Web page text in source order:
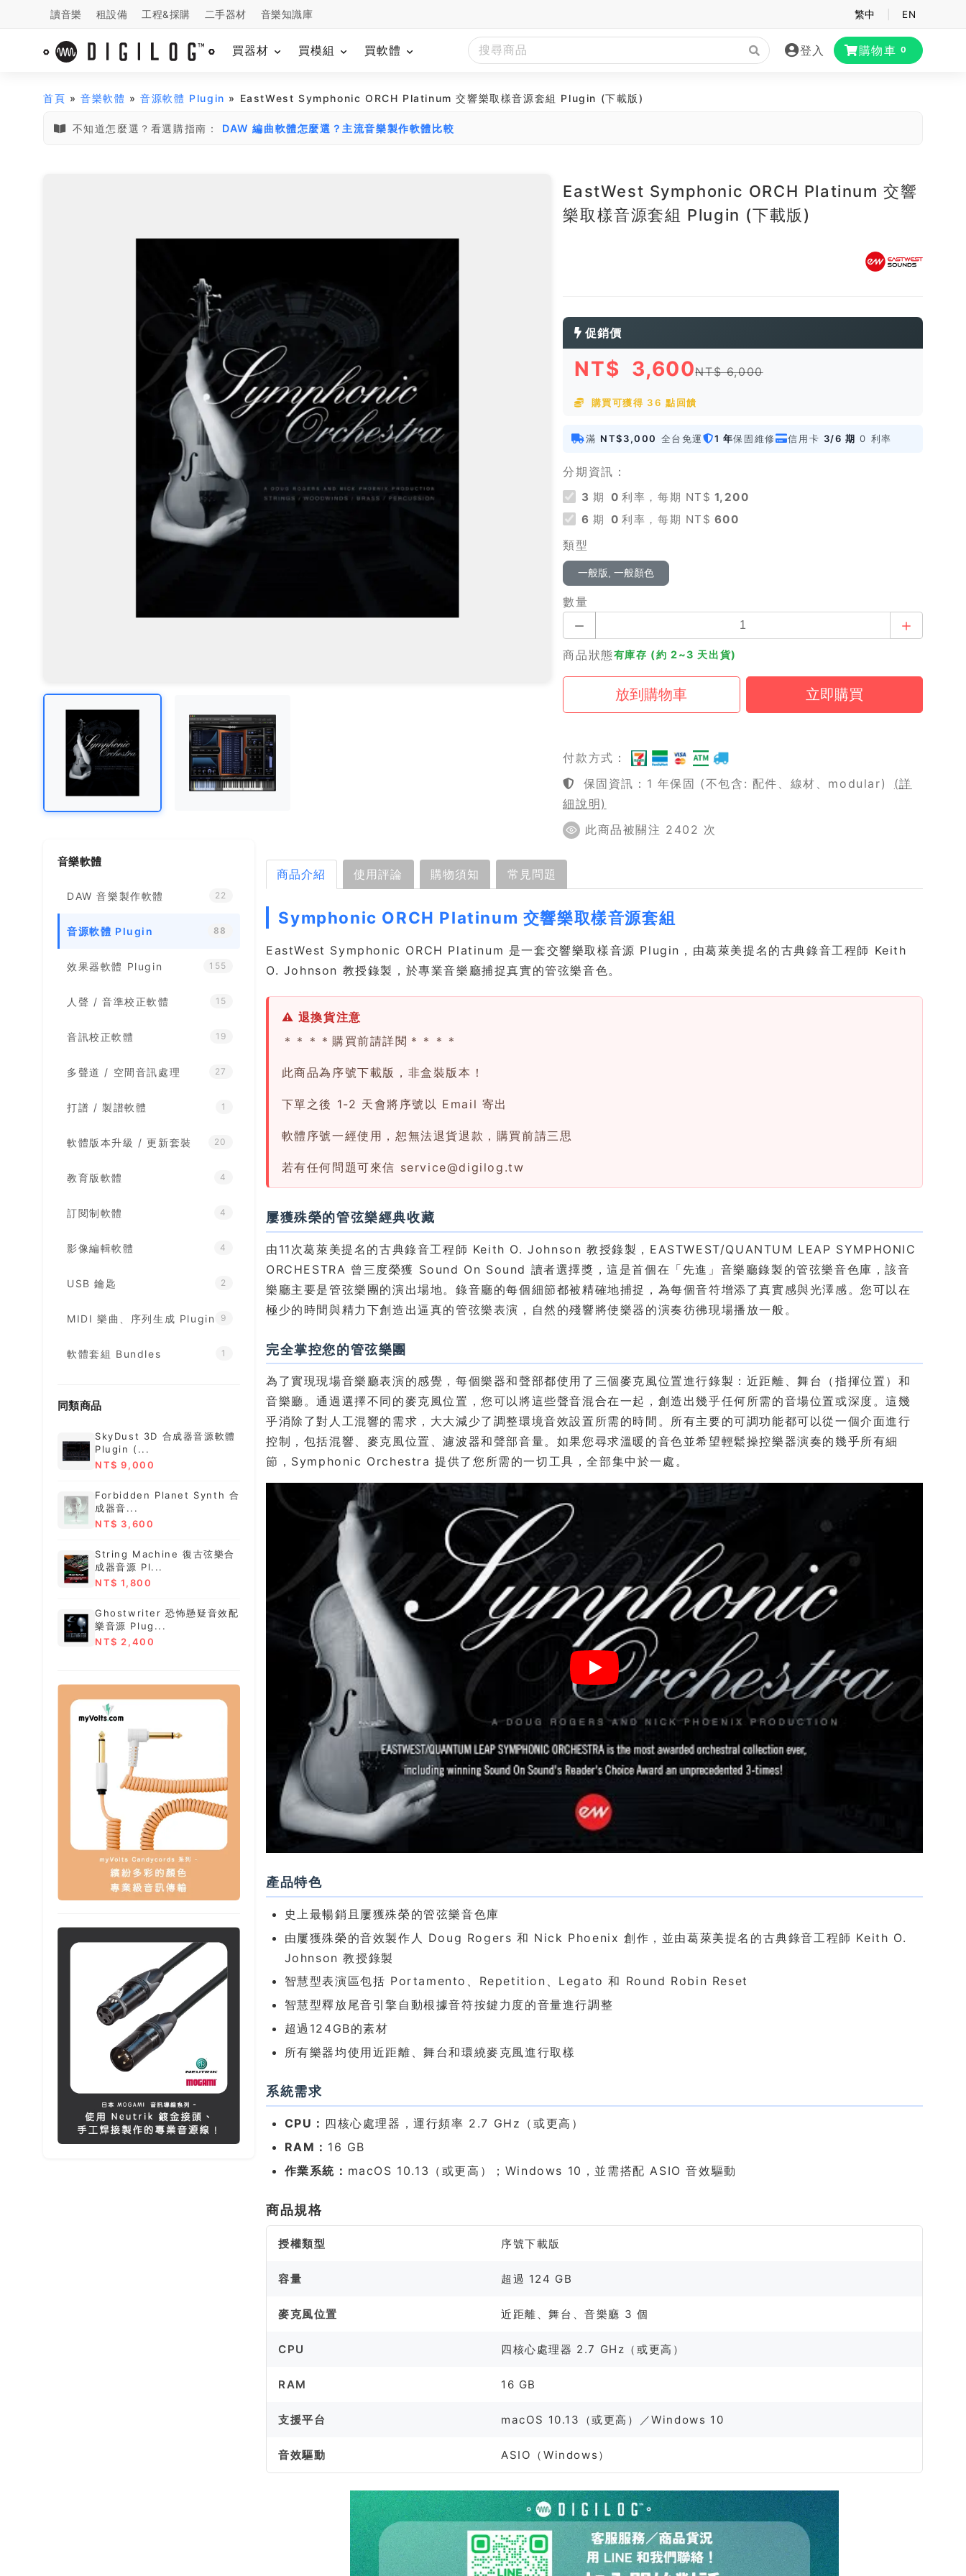
讀音樂 租設備 工程&採購 二手器材 音樂知識庫 繁中 EN
買器材 買模組 買軟體 登入 購物車 0
首頁 »音樂軟體 »音源軟體 Plugin » EastWest Symphonic ORCH Platinum 交響樂取樣音源套組 Plugin (下載版)
不知道怎麼選？看選購指南： DAW 編曲軟體怎麼選？主流音樂製作軟體比較
EastWest Symphonic ORCH Platinum 交響
樂取樣音源套組 Plugin (下載版)
促銷價
NT$ 3,600NT$ 6,000
購買可獲得 36 點回饋
滿 NT$3,000 全台免運 1 年保固維修 信用卡 3/6 期 0 利率
分期資訊：
3 期 0 利率，每期 NT$ 1,200
6 期 0 利率，每期 NT$ 600
類型
一般版, 一般顏色
數量
商品狀態有庫存 (約 2~3 天出貨)
付款方式：
保固資訊：1 年保固 (不包含: 配件、線材、modular)
(詳
細說明)
此商品被關注 2402 次
音樂軟體
DAW 音樂製作軟體 22
音源軟體 Plugin 88
效果器軟體 Plugin 155
人聲 / 音準校正軟體 15
音訊校正軟體 19
多聲道 / 空間音訊處理 27
打譜 / 製譜軟體 1
軟體版本升級 / 更新套裝 20
教育版軟體 4
訂閱制軟體 4
影像編輯軟體 4
USB 鑰匙 2
MIDI 樂曲、序列生成 Plugin 9
軟體套組 Bundles 1
同類商品
SkyDust 3D 合成器音源軟體
Plugin (...
NT$ 9,000
Forbidden Planet Synth 合
成器音...
NT$ 3,600
String Machine 復古弦樂合
成器音源 Pl...
NT$ 1,800
Ghostwriter 恐怖懸疑音效配
樂音源 Plug...
NT$ 2,400
商品介紹 使用評論 購物須知 常見問題
Symphonic ORCH Platinum 交響樂取樣音源套組
EastWest Symphonic ORCH Platinum 是一套交響樂取樣音源 Plugin，由葛萊美提名的古典錄音工程師 Keith
O. Johnson 教授錄製，於專業音樂廳捕捉真實的管弦樂音色。
⚠ 退換貨注意
＊＊＊＊購買前請詳閱＊＊＊＊
此商品為序號下載版，非盒裝版本！
下單之後 1-2 天會將序號以 Email 寄出
軟體序號一經使用，恕無法退貨退款，購買前請三思
若有任何問題可來信 service@digilog.tw
屢獲殊榮的管弦樂經典收藏
由11次葛萊美提名的古典錄音工程師 Keith O. Johnson 教授錄製，EASTWEST/QUANTUM LEAP SYMPHONIC
ORCHESTRA 曾三度榮獲 Sound On Sound 讀者選擇獎，這是首個在「先進」音樂廳錄製的管弦樂音色庫，該音
樂廳主要是管弦樂團的演出場地。錄音廳的每個細節都被精確地捕捉，為每個音符增添了真實感與光澤感。您可以在
極少的時間與精力下創造出逼真的管弦樂表演，自然的殘響將使樂器的演奏彷彿現場播放一般。
完全掌控您的管弦樂團
為了實現現場音樂廳表演的感覺，每個樂器和聲部都使用了三個麥克風位置進行錄製：近距離、舞台（指揮位置）和
音樂廳。通過選擇不同的麥克風位置，您可以將這些聲音混合在一起，創造出幾乎任何所需的音場位置或深度。這幾
乎消除了對人工混響的需求，大大減少了調整環境音效設置所需的時間。所有主要的可調功能都可以從一個介面進行
控制，包括混響、麥克風位置、濾波器和聲部音量。如果您尋求溫暖的音色並希望輕鬆操控樂器演奏的幾乎所有細
節，Symphonic Orchestra 提供了您所需的一切工具，全部集中於一處。
產品特色
史上最暢銷且屢獲殊榮的管弦樂音色庫
由屢獲殊榮的音效製作人 Doug Rogers 和 Nick Phoenix 創作，並由葛萊美提名的古典錄音工程師 Keith O.
Johnson 教授錄製
智慧型表演區包括 Portamento、Repetition、Legato 和 Round Robin Reset
智慧型釋放尾音引擎自動根據音符按鍵力度的音量進行調整
超過124GB的素材
所有樂器均使用近距離、舞台和環繞麥克風進行取樣
系統需求
CPU： 四核心處理器，運行頻率 2.7 GHz（或更高）
RAM： 16 GB
作業系統： macOS 10.13（或更高）；Windows 10，並需搭配 ASIO 音效驅動
商品規格
授權類型 序號下載版
容量 超過 124 GB
麥克風位置 近距離、舞台、音樂廳 3 個
CPU 四核心處理器 2.7 GHz（或更高）
RAM 16 GB
支援平台 macOS 10.13（或更高）／Windows 10
音效驅動 ASIO（Windows）